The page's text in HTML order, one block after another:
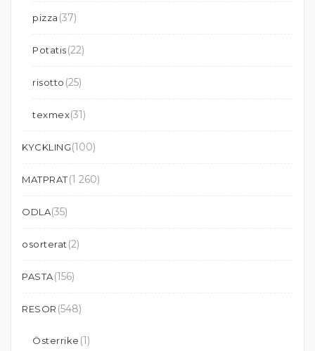
pizza (37)
Potatis(22)
risotto (25)
texmex(31)
KYCKLING(100)
MATPRAT(1 260)
ODLA(35)
osorterat (2)
PASTA(156)
RESOR (548)
Österrike (1)